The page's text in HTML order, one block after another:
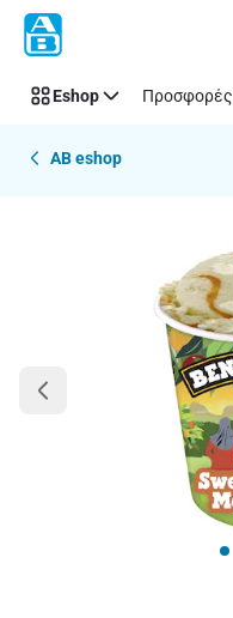
Παράλειψη
Eshop Προσφορές
AB eshop